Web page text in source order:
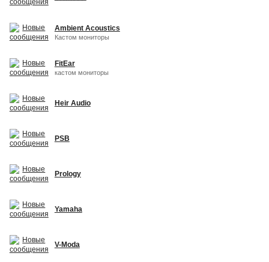
Ambient Acoustics
Кастом мониторы
FitEar
кастом мониторы
Heir Audio
PSB
Prology
Yamaha
V-Moda